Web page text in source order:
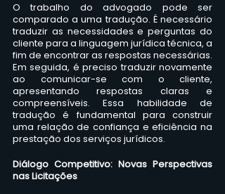
O trabalho do advogado pode ser
comparado a uma tradução. É necessário
traduzir as necessidades e perguntas do
cliente para a linguagem jurídica técnica, a
fim de encontrar as respostas necessárias.
Em seguida, é preciso traduzir novamente
ao comunicar-se com o cliente,
apresentando respostas claras e
compreensíveis. Essa habilidade de
tradução é fundamental para construir
uma relação de confiança e eficiência na
prestação dos serviços jurídicos.
Diálogo Competitivo: Novas Perspectivas
nas Licitações